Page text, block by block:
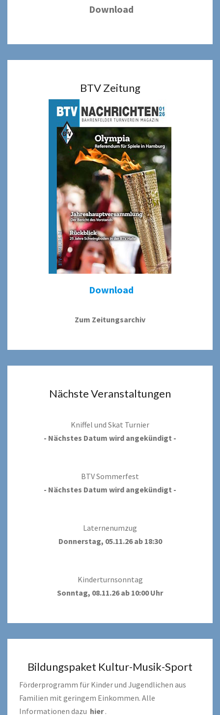
Download
BTV Zeitung
Download
Zum Zeitungsarchiv
Nächste Veranstaltungen
Kniffel und Skat Turnier
- Nächstes Datum wird angekündigt -
BTV Sommerfest
- Nächstes Datum wird angekündigt -
Laternenumzug
Donnerstag, 05.11.26 ab 18:30
Kinderturnsonntag
Sonntag, 08.11.26 ab 10:00 Uhr
Bildungspaket Kultur-Musik-Sport
Förderprogramm für Kinder und Jugendlichen aus
Familien mit geringem Einkommen. Alle
Informationen dazu hier.